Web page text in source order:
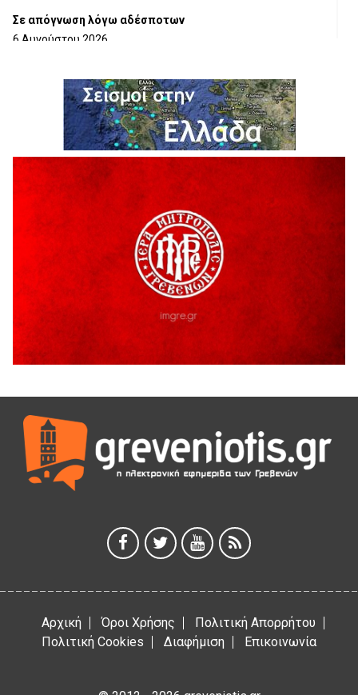
Σε απόγνωση λόγω αδέσποτων
6 Αυγούστου 2026
6 Αυγούστου 2026
Ολοκληρώνεται η ασφαλτόστρωση της οδού Περιβόλι –
6 Αυγούστου 2026
H παραδοχή λαθών είναι (και) δύναμη
5 Αυγούστου 2026
Ο ΑΝΔΡΕΑΣ ΑΣΛΑΝΙΔΗΣ ΣΥΝΕΧΙΖΕΙ ΣΤΟΝ ΠΡΩΤΕΑ
ΓΡΕΒΕΝΩΝ
5 Αυγούστου 2026
Ευχαριστήριο Εκπολιτιστικού Συλλόγου Ταξιάρχη προς κ.
Παρασχάκη Αθανάσιο
5 Αυγούστου 2026
Διακοπή υδροδότησης του Α΄ κλάδου ύδρευσης
5 Αυγούστου 2026
Θερινό Σινεμά στο πλαίσιο του «Πολιτιστικού
Καλοκαιριού 2026» με την βραβευμένη ταινία «Μικρές
Ανάσες».
5 Αυγούστου 2026
5 Αυγούστου 2026
Αρχική Όροι Χρήσης
Πολιτική Απορρήτου
Πολιτική Cookies
Διαφήμιση Επικοινωνία